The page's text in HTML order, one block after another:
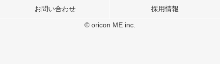
メディアや広告配信、データ解析の各パートナーに提供しています。
お問い合わせ 採用情報
© oricon ME inc.